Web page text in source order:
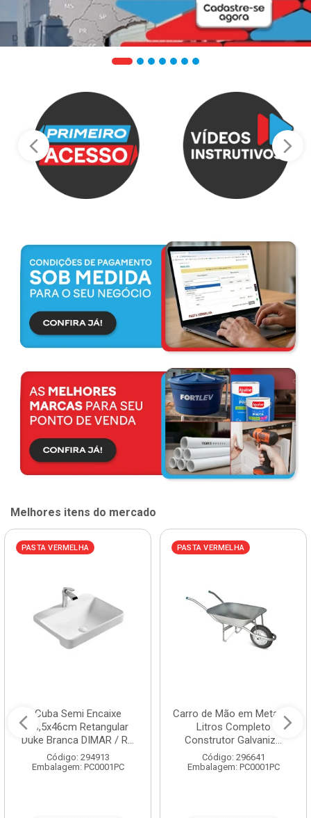
Melhores itens do mercado
PASTA VERMELHA
Cuba Semi Encaixe
58,5x46cm Retangular
Duke Branca DIMAR / R...
Código: 294913
Embalagem: PC0001PC
PASTA VERMELHA
Carro de Mão em Metal 60
Litros Completo
Construtor Galvaniz...
Código: 296641
Embalagem: PC0001PC